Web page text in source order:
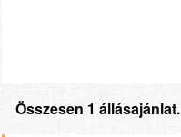
Összesen 1 állásajánlat.